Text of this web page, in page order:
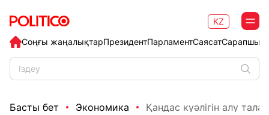
Соңғы жаңалықтарПрезидентПарламентСаясат
KZ
Басты бет Экономика Қандас куәлігін алу